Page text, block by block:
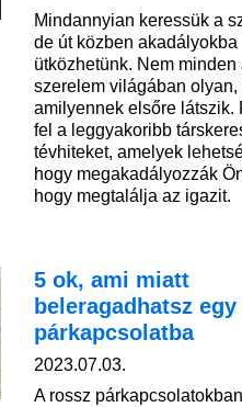
Mindannyian keressük a
de út közben akadályokba
ütközhetünk. Nem minden
szerelem világában olyan,
amilyennek elsőre látszik.
fel a leggyakoribb
tévhiteket, amelyek
hogy megakadályozzák
hogy megtalálja az igazit.
5 ok, ami miatt
beleragadhatsz
párkapcsolatba
2023.07.03.
A rossz